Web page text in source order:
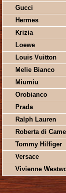
Gucci
Hermes
Krizia
Loewe
Louis Vuitton
Melie Bianco
Miumiu
Orobianco
Prada
Ralph Lauren
Roberta di
Tommy Hilfiger
Versace
Vivienne